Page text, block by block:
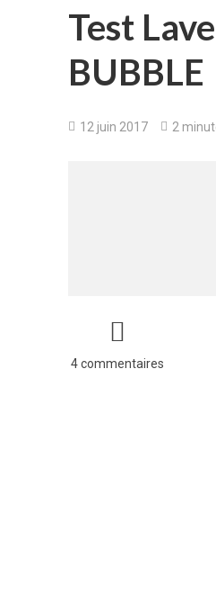
Test
BUBBLE
12 juin 2017 2
4 commentaires